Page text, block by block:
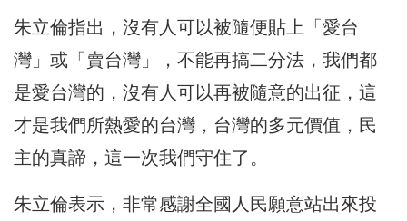
朱立倫指出，沒有人可以被隨便貼上「愛台
灣」或「賣台灣」，不能再搞二分法，我們都
是愛台灣的，沒有人可以再被隨意的出征，這
才是我們所熱愛的台灣，台灣的多元價值，民
主的真諦，這一次我們守住了。
朱立倫表示，非常感謝全國人民願意站出來投